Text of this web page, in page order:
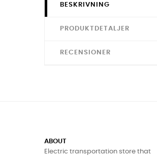
BESKRIVNING
PRODUKTDETALJER
RECENSIONER
ABOUT
Electric transportation store that